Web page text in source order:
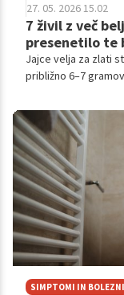
27. 05. 2026 15.02
7 živil z več
presenetilo te
Jajce velja za zlati
približno 6–7
SIMPTOMI IN BOLEZNI